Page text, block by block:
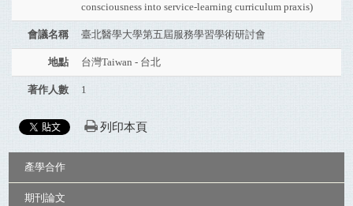
consciousness into service-learning curriculum praxis)
會議名稱 臺北醫學大學第五屆服務學習學術研討會
地點 台灣Taiwan - 台北
著作人數 1
列印本頁
產學合作
期刊論文